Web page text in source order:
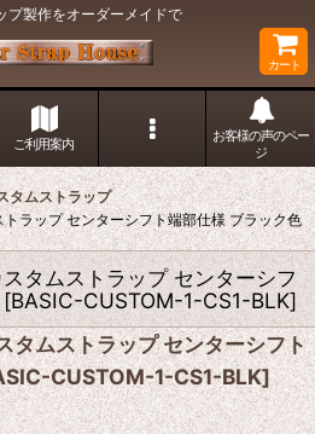
プ製作をオーダーメイドで
カート
ご利用案内
お客様の声のペー
ジ
タムストラップ
ラップ センターシフト端部仕様 ブラック色
タムストラップ センターシフ
[BASIC-CUSTOM-1-CS1-BLK]
タムストラップ センターシフト
CUSTOM-1-CS1-BLK]